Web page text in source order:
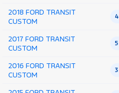
2018 FORD TRANSIT
CUSTOM
2017 FORD TRANSIT
CUSTOM
2016 FORD TRANSIT
CUSTOM